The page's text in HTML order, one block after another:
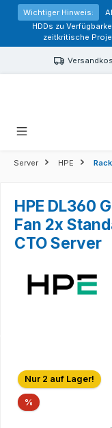
springen
Wichtiger Hinweis:
HDDs zu
zeitkritische
Server HPE
HPE DL360
Fan 2x
CTO Server
Bildergalerie
Nur 2 auf Lager!
% Rabatt